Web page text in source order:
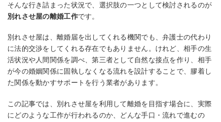
そんな行き詰まった状況で、選択肢の一つとして検討されるのが
別れさせ屋の離婚工作です。
別れさせ屋は、離婚届を出してくれる機関でも、弁護士の代わり
に法的交渉をしてくれる存在でもありません。けれど、相手の生
活状況や人間関係を調べ、第三者として自然な接点を作り、相手
が今の婚姻関係に固執しなくなる流れを設計することで、膠着し
た関係を動かすサポートを行う業者があります。
この記事では、別れさせ屋を利用して離婚を目指す場合に、実際
にどのような工作が行われるのか、どんな手口・流れで進むの